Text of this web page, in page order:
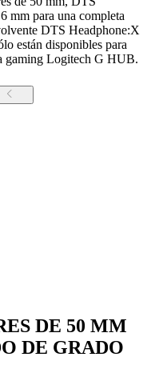
mm para una completa
DTS Headphone:X
están disponibles para
gaming Logitech G HUB.
DE 50 MM
DE GRADO